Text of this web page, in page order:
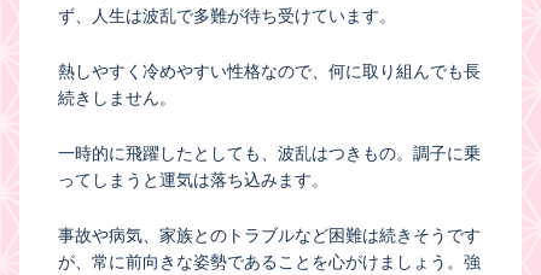
ず、人生は波乱で多難が待ち受けています。
熱しやすく冷めやすい性格なので、何に取り組んでも長
続きしません。
一時的に飛躍したとしても、波乱はつきもの。調子に乗
ってしまうと運気は落ち込みます。
事故や病気、家族とのトラブルなど困難は続きそうです
が、常に前向きな姿勢であることを心がけましょう。強